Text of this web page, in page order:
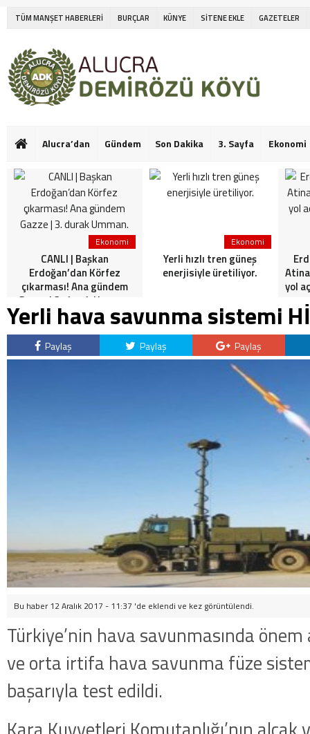
TÜM MANŞET HABERLERİ BURÇLAR KÜNYE SİTENE EKLE GAZETELER
Alucra’dan Gündem Son Dakika 3. Sayfa Ekonomi
Ekonomi
CANLI | Başkan
Erdoğan’dan Körfez
çıkarması! Ana gündem
Gazze | 3. durak Umman.
Ekonomi
Yerli hızlı tren güneş
enerjisiyle üretiliyor.
yol
Yerli hava savunma sistemi
Paylaş Paylaş Paylaş
Bu haber 12 Aralık 2017 - 11:37 'de eklendi ve kez görüntülendi.
Türkiye’nin hava savunmasında
ve orta irtifa hava savunma füze
başarıyla test edildi.